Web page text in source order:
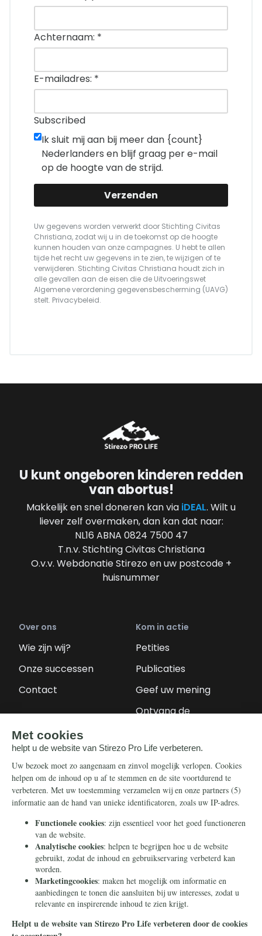
Achternaam: *
E-mailadres: *
Subscribed
Ik sluit mij aan bij meer dan {count}
Nederlanders en blijf graag per e-mail
op de hoogte van de strijd.
Verzenden
Uw gegevens worden verwerkt door Stichting Civitas
Christiana, zodat wij u in de toekomst op de hoogte
kunnen houden van onze campagnes. U hebt te allen
tijde het recht uw gegevens in te zien, te wijzigen of te
verwijderen. Stichting Civitas Christiana houdt zich in
alle gevallen aan de eisen die de Uitvoeringswet
Algemene verordening gegevensbescherming (UAVG)
stelt. Privacybeleid.
U kunt ongeboren kinderen redden
van abortus!
Makkelijk en snel doneren kan via iDEAL. Wilt u
liever zelf overmaken, dan kan dat naar:
NL16 ABNA 0824 7500 47
T.n.v. Stichting Civitas Christiana
O.v.v. Webdonatie Stirezo en uw postcode +
huisnummer
Over ons
Wie zijn wij?
Onze successen
Contact
Kom in actie
Petities
Publicaties
Geef uw mening
Ontvang de
Steun ons
Nieuwsbrief
Eenmalig
Maandelijks
Periodiek
Nalaten
Zelf overschrijven
Info
Contact
Ontvang onze
Telegram-berichten